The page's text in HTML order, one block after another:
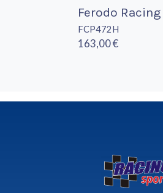
Ferodo
FCP472H
163,00 €